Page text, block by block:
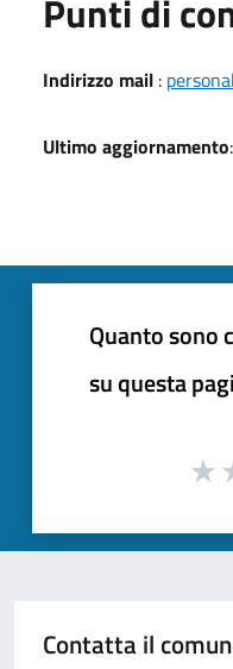
Punti di
Indirizzo mail :
Ultimo aggiornamento
Quanto sono
su questa
Contatta il